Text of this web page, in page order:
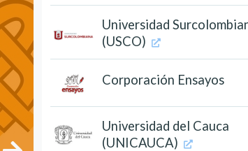
Universidad
(USCO)
Corporación Ensayos
Universidad del Cauca
(UNICAUCA)